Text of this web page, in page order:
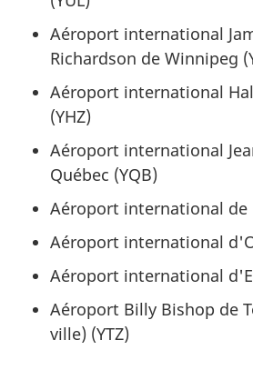
Aéroport international
Richardson de Winnipeg
Aéroport international
(YHZ)
Aéroport international
Québec (YQB)
Aéroport international de
Aéroport international
Aéroport international
Aéroport Billy Bishop de
ville) (YTZ)